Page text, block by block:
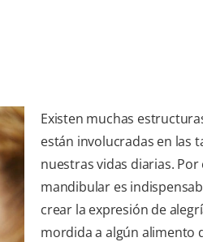
Existen muchas
están involucradas en las
nuestras vidas diarias.
mandibular es
crear la expresión de
mordida a algún alimento